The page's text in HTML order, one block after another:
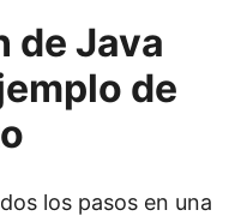
de Java
de
los pasos en una